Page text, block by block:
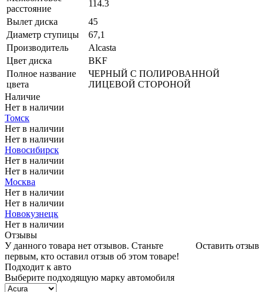
расстояние
114.3
Вылет диска
45
Диаметр ступицы
67,1
Производитель
Alcasta
Цвет диска
BKF
Полное название
цвета
ЧЕРНЫЙ С ПОЛИРОВАННОЙ
ЛИЦЕВОЙ СТОРОНОЙ
Наличие
Нет в наличии
Томск
Нет в наличии
Нет в наличии
Новосибирск
Нет в наличии
Нет в наличии
Москва
Нет в наличии
Нет в наличии
Новокузнецк
Нет в наличии
Отзывы
Оставить отзыв
У данного товара нет отзывов. Станьте
первым, кто оставил отзыв об этом товаре!
Подходит к авто
Выберите подходящую марку автомобиля